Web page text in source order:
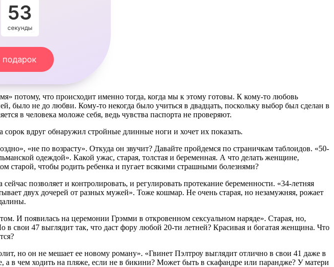
53
секунды
подарок
потому, что происходит именно тогда, когда мы к этому готовы. К кому-то любовь
было не до любви. Кому-то некогда было учиться в двадцать, поскольку выбор был сделан в
в человека моложе себя, ведь чувства паспорта не проверяют.
сорок вдруг обнаружил стройные длинные ноги и хочет их показать.
«не по возрасту». Откуда он звучит? Давайте пройдемся по страничкам таблоидов. «50-
одеждой». Какой ужас, старая, толстая и беременная. А что делать женщине,
старой, чтобы родить ребенка и пугает всякими страшными болезнями?
позволяет и контролировать, и регулировать протекание беременности. «34-летняя
двух дочерей от разных мужей». Тоже кошмар. Не очень старая, но незамужняя, рожает
И появилась на церемонии Грэмми в откровенном секcуальном наряде». Старая, но,
свои 47 выглядит так, что даст фору любой 20-ти летней? Красивая и богатая женщина. Что
но он не мешает ее новому роману». «Гвинет Пэлтроу выглядит отлично в свои 41 даже в
в чем ходить на пляже, если не в бикини? Может быть в скафандре или парандже? У матери